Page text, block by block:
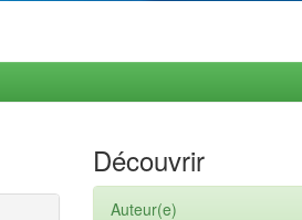
Découvrir
Auteur(e)